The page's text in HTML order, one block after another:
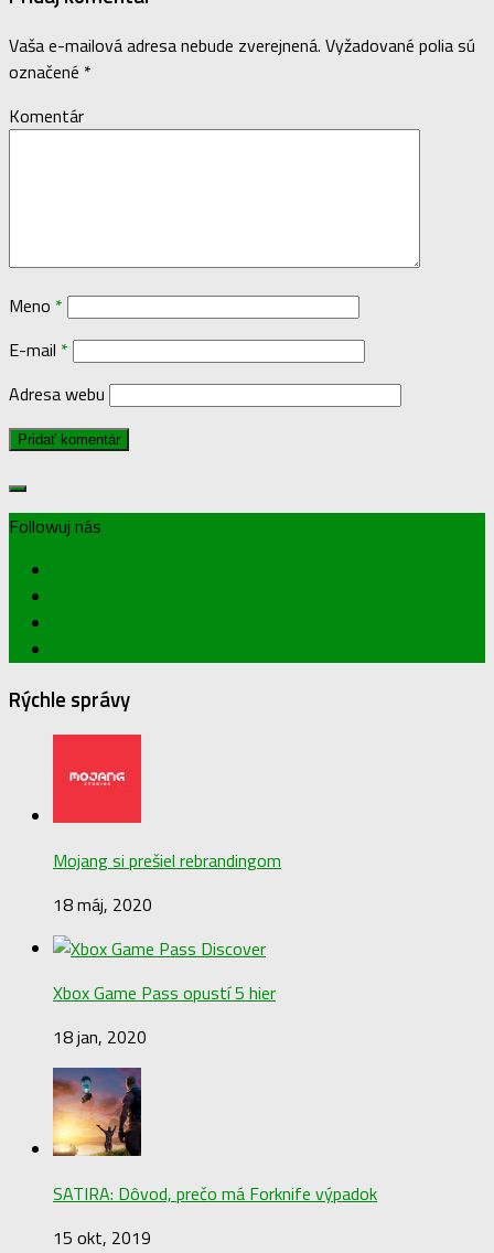
Vaša e-mailová adresa nebude zverejnená. Vyžadované polia sú
označené *
Komentár
Meno *
E-mail *
Adresa webu
Followuj nás
Rýchle správy
Mojang si prešiel rebrandingom
18 máj, 2020
Xbox Game Pass opustí 5 hier
18 jan, 2020
SATIRA: Dôvod, prečo má Forknife výpadok
15 okt, 2019